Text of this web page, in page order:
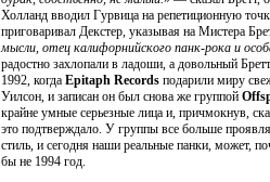
Холланд вводил Гурвица на репетиционную
приговаривал Декстер, указывая на Мистера
мысли, отец калифорнийского панк-рока и
радостно захлопали в ладоши, а довольный
1992, когда Epitaph Records подарили миру
Уилсон, и записан он был снова же группой
крайне умные серьезные лица и, причмокнув,
это подтверждало. У группы все больше
стиль, и сегодня наши реальные панки, может,
бы не 1994 год.